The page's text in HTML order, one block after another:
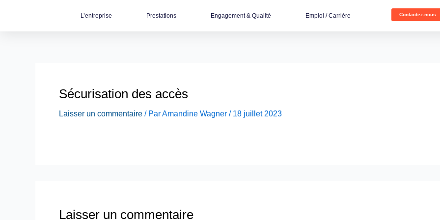
L’entreprise Prestations Engagement & Qualité Emploi / Carrière Contactez-nous
Sécurisation des accès
Laisser un commentaire / ParAmandine Wagner / 18 juillet 2023
Laisser un commentaire